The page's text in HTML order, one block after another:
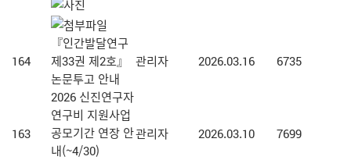
164
『인간발달연구
제33권 제2호』
논문투고 안내
관리자 2026.03.16 6735
163
2026 신진연구자
연구비 지원사업
공모기간 연장 안
내(~4/30)
관리자 2026.03.10 7699